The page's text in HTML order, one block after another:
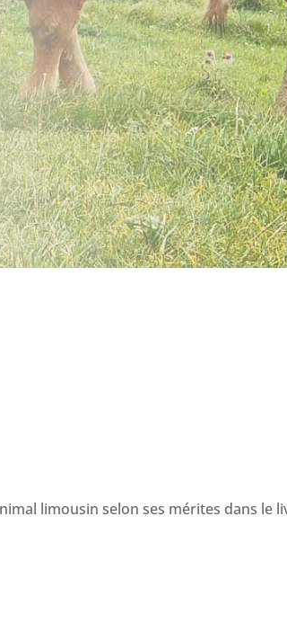
limousin selon ses mérites dans le